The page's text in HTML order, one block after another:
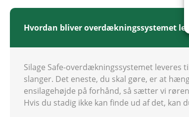
Hvordan bliver overdækningssystemet
Silage Safe-overdækningssystemet
slanger. Det eneste, du skal gøre, er at
ensilagehøjde på forhånd, så sætter vi
Hvis du stadig ikke kan finde ud af det,